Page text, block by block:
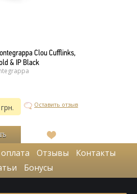
Clou Cufflinks,
& IP Black
грн. Оставить отзыв
В
список
желаний
Отзывы
Контакты
Бонусы